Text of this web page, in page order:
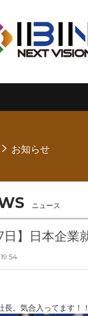
お知らせ
ニュース
長。気合入ってます！！